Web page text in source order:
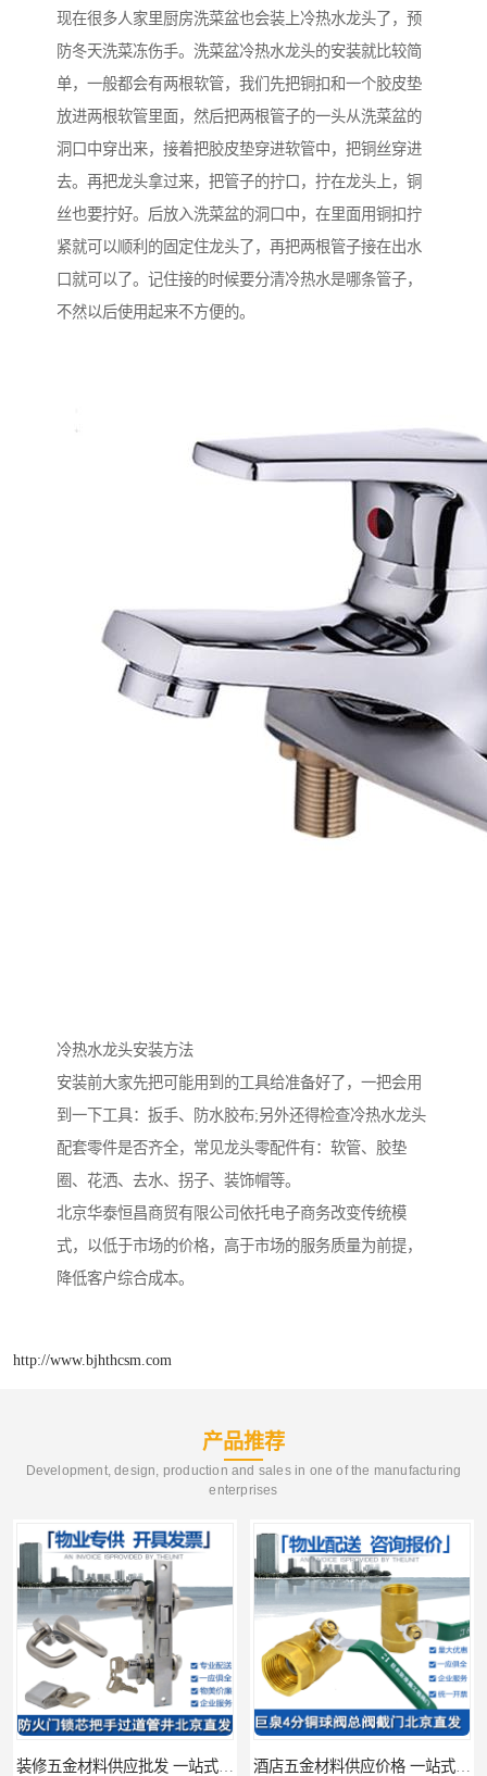
现在很多人家里厨房洗菜盆也会装上冷热水龙头了，预
防冬天洗菜冻伤手。洗菜盆冷热水龙头的安装就比较简
单，一般都会有两根软管，我们先把铜扣和一个胶皮垫
放进两根软管里面，然后把两根管子的一头从洗菜盆的
洞口中穿出来，接着把胶皮垫穿进软管中，把铜丝穿进
去。再把龙头拿过来，把管子的拧口，拧在龙头上，铜
丝也要拧好。后放入洗菜盆的洞口中，在里面用铜扣拧
紧就可以顺利的固定住龙头了，再把两根管子接在出水
口就可以了。记住接的时候要分清冷热水是哪条管子，
不然以后使用起来不方便的。
冷热水龙头安装方法
安装前大家先把可能用到的工具给准备好了，一把会用
到一下工具：扳手、防水胶布;另外还得检查冷热水龙头
配套零件是否齐全，常见龙头零配件有：软管、胶垫
圈、花洒、去水、拐子、装饰帽等。
北京华泰恒昌商贸有限公司依托电子商务改变传统模
式，以低于市场的价格，高于市场的服务质量为前提，
降低客户综合成本。
http://www.bjhthcsm.com
产品推荐
Development, design, production and sales in one of the manufacturing
enterprises